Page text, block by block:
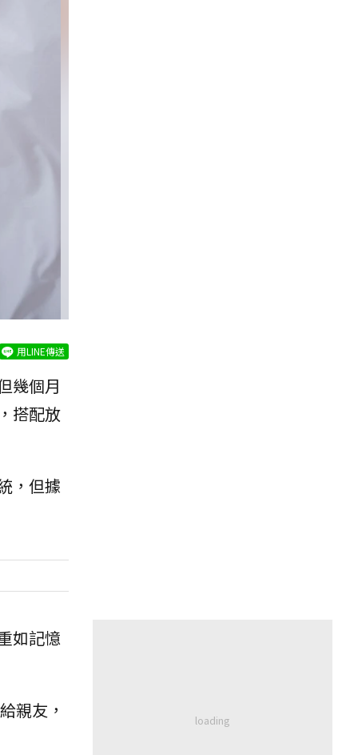
用LINE傳送
幾個月
搭配放
，但據
如記憶
親友，